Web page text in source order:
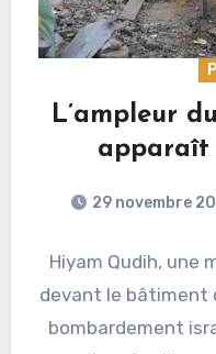
L’ampleur
apparaît
29 novembre
Hiyam Qudih, une
devant le bâtiment
bombardement